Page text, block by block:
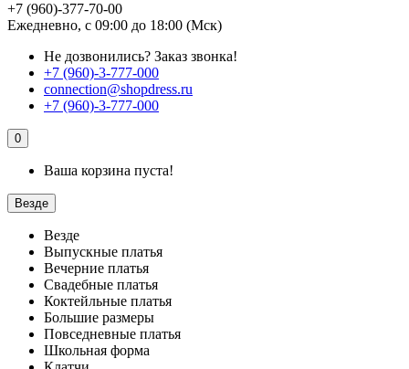
+7 (960)-377-70-00
Ежедневно, с 09:00 до 18:00 (Мск)
Не дозвонились? Заказ звонка!
+7 (960)-3-777-000
connection@shopdress.ru
+7 (960)-3-777-000
0
Ваша корзина пуста!
Везде
Везде
Выпускные платья
Вечерние платья
Свадебные платья
Коктейльные платья
Большие размеры
Повседневные платья
Школьная форма